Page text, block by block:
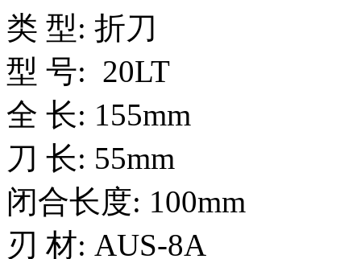
类 型: 折刀
型 号: 20LT
全 长: 155mm
刀 长: 55mm
闭合长度: 100mm
刃 材: AUS-8A